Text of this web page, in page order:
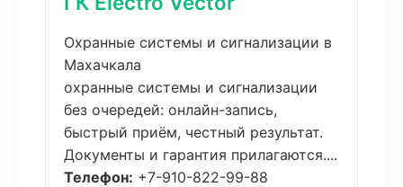
Охранные системы и сигнализации в
Махачкала
охранные системы и сигнализации
без очередей: онлайн-запись,
быстрый приём, честный результат.
Документы и гарантия прилагаются....
Телефон: +7-910-822-99-88